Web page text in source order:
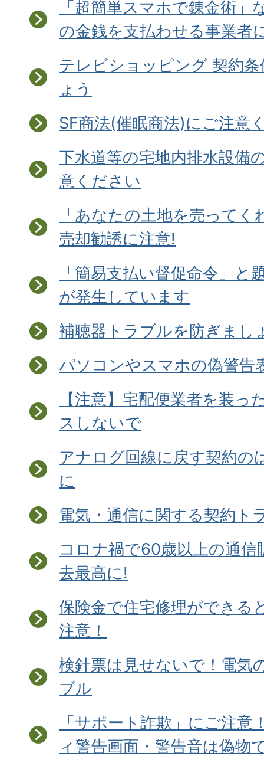
「超簡単スマホで錬金術
の金銭を支払わせる事業者
テレビショッピング 契約
ょう
SF商法(催眠商法)にご注意
下水道等の宅地内排水設備
意ください
「あなたの土地を売って
売却勧誘に注意!
「簡易支払い督促命令」と
が発生しています
補聴器トラブルを防ぎまし
パソコンやスマホの偽警告
【注意】宅配便業者を装っ
スしないで
アナログ回線に戻す契約の
に
電気・通信に関する契約ト
コロナ禍で60歳以上の通信
去最高に!
保険金で住宅修理ができる
注意！
検針票は見せないで！電気
ブル
「サポート詐欺」にご注
ィ警告画面・警告音は偽物